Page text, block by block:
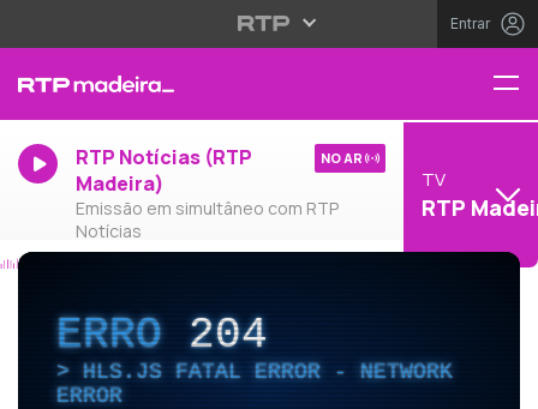
Entrar
RTP Notícias (RTP
Madeira)
Emissão em simultâneo com RTP
Notícias
NO AR
TV
RTP
ERRO204
HLS.JS FATAL ERROR - NETWORK
ERROR